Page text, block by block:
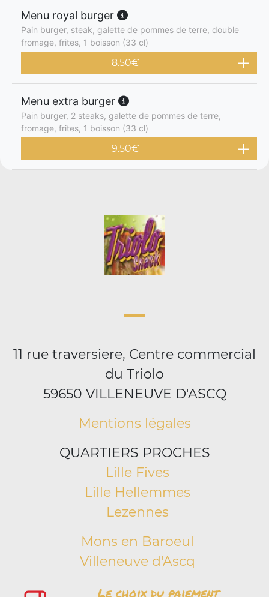
Menu royal burger
Pain burger, steak, galette de pommes de terre, double
fromage, frites, 1 boisson (33 cl)
8.50€
Menu extra burger
Pain burger, 2 steaks, galette de pommes de terre,
fromage, frites, 1 boisson (33 cl)
9.50€
11 rue traversiere, Centre commercial
du Triolo
59650 VILLENEUVE D'ASCQ
Mentions légales
QUARTIERS PROCHES
Lille Fives
Lille Hellemmes
Lezennes
Mons en Baroeul
Villeneuve d'Ascq
Le choix du paiement